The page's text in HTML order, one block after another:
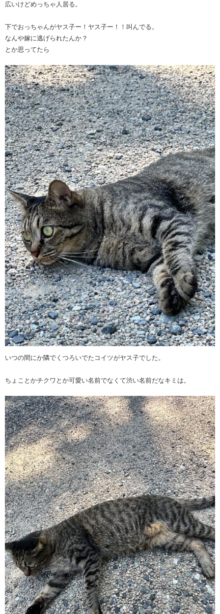
広いけどめっちゃ人居る。
下でおっちゃんがヤス子ー！ヤス子ー！！叫んでる。
なんや嫁に逃げられたんか？
とか思ってたら
いつの間にか隣でくつろいでたコイツがヤス子でした。
ちょことかチクワとか可愛い名前でなくて渋い名前だなキミは。